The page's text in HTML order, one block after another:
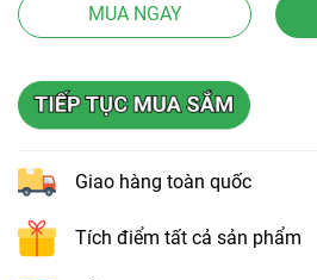
MUA NGAY
Giao hàng toàn quốc
Tích điểm tất cả sản phẩm